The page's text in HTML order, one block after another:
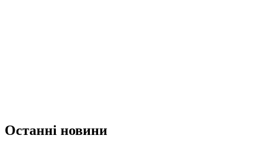
Останні новини